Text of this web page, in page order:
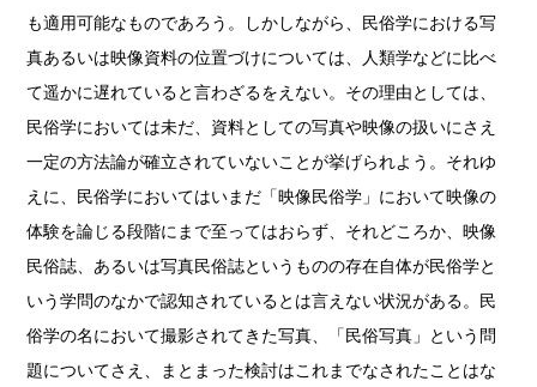
も適用可能なものであろう。しかしながら、民俗学における写
真あるいは映像資料の位置づけについては、人類学などに比べ
て遥かに遅れていると言わざるをえない。その理由としては、
民俗学においては未だ、資料としての写真や映像の扱いにさえ
一定の方法論が確立されていないことが挙げられよう。それゆ
えに、民俗学においてはいまだ「映像民俗学」において映像の
体験を論じる段階にまで至ってはおらず、それどころか、映像
民俗誌、あるいは写真民俗誌というものの存在自体が民俗学と
いう学問のなかで認知されているとは言えない状況がある。民
俗学の名において撮影されてきた写真、「民俗写真」という問
題についてさえ、まとまった検討はこれまでなされたことはな